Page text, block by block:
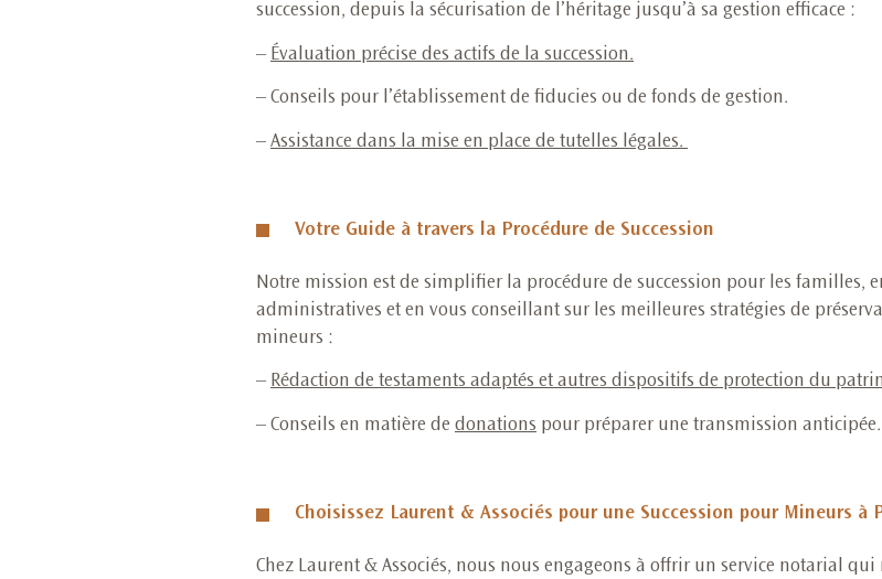
succession, depuis la sécurisation de l’héritage jusqu’à sa gestion efficace :
– Évaluation précise des actifs de la succession.
– Conseils pour l’établissement de fiducies ou de fonds de gestion.
– Assistance dans la mise en place de tutelles légales.
Votre Guide à travers la Procédure de Succession
Notre mission est de simplifier la procédure de succession pour les familles,
administratives et en vous conseillant sur les meilleures stratégies de
mineurs :
– Rédaction de testaments adaptés et autres dispositifs de protection du
– Conseils en matière de donations pour préparer une transmission anticipée.
Choisissez Laurent & Associés pour une Succession pour Mineurs à
Chez Laurent & Associés, nous nous engageons à offrir un service notarial qui